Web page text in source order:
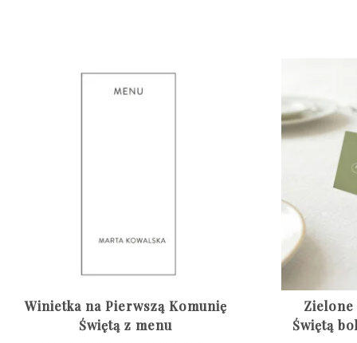
Winietka na Pierwszą Komunię
Świętą z menu
Świętą